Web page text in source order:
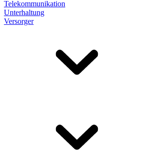
Telekommunikation
Unterhaltung
Versorger